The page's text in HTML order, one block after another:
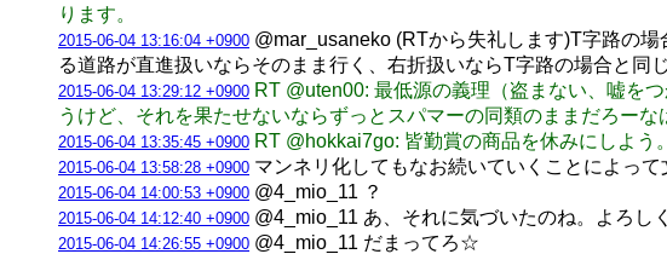
ります。
2015-06-04 13:16:04 +0900 @mar_usaneko (RTから失礼します)T字路の
る道路が直進扱いならそのまま行く、右折扱いならT字路の場合と同
2015-06-04 13:29:12 +0900 RT @uten00: 最低源の義理（盗まない、嘘を
うけど、それを果たせないならずっとスパマーの同類のままだろー
2015-06-04 13:35:45 +0900 RT @hokkai7go: 皆勤賞の商品を休みにしよう
2015-06-04 13:58:28 +0900 マンネリ化してもなお続いていくことによっ
2015-06-04 14:00:53 +0900 @4_mio_11 ？
2015-06-04 14:12:40 +0900 @4_mio_11 あ、それに気づいたのね。よろし
2015-06-04 14:26:55 +0900 @4_mio_11 だまってろ☆